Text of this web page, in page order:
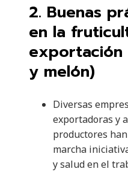
2. Buenas
en la
exportación
y melón)
Diversas
exportadoras y
productores
marcha
y salud en el